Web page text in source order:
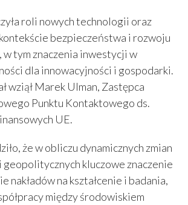
roli nowych technologii oraz
bezpieczeństwa i rozwoju
tym znaczenia inwestycji w
dla innowacyjności i gospodarki.
wziął Marek Ulman, Zastępca
Punktu Kontaktowego ds.
UE.
że w obliczu dynamicznych zmian
geopolitycznych kluczowe znaczenie
nakładów na kształcenie i badania,
między środowiskiem